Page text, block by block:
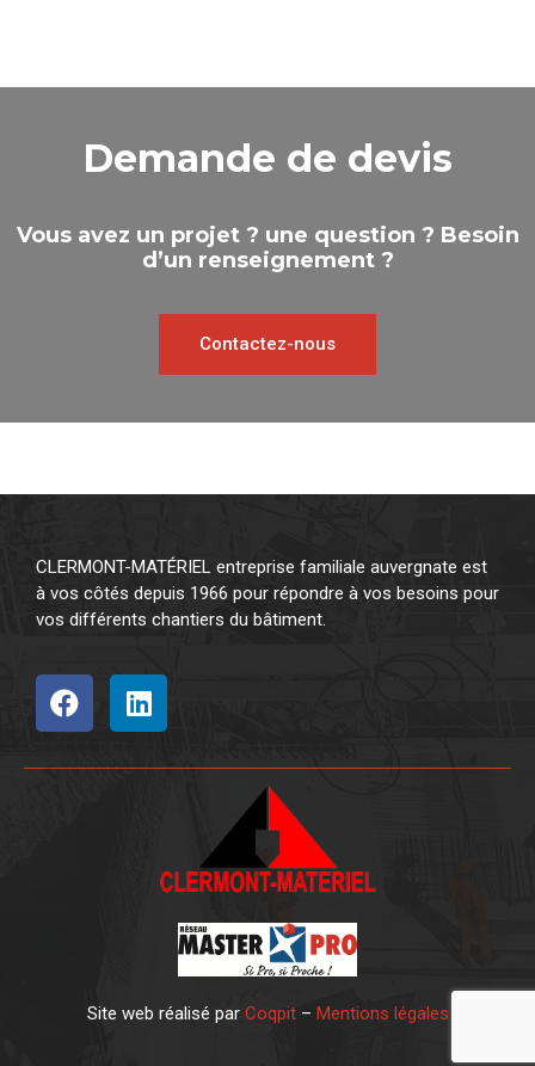
Demande de devis
Vous avez un projet ? une question ? Besoin
d’un renseignement ?
Contactez-nous
CLERMONT-MATÉRIEL entreprise familiale auvergnate est
à vos côtés depuis 1966 pour répondre à vos besoins pour
vos différents chantiers du bâtiment.
Site web réalisé par Coqpit– Mentions légales